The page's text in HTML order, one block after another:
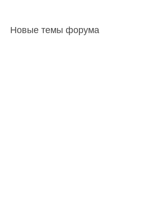
Новые темы форума